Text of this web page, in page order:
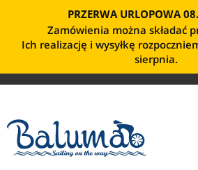
PRZERWA URLOPOWA
Zamówienia można składać
Ich realizację i wysyłkę
sierpnia.